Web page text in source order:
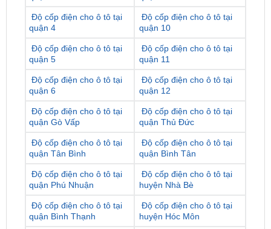
Độ cốp điện cho ô tô tại
quận 5
Độ cốp điện cho ô tô tại
quận 11
Độ cốp điện cho ô tô tại
quận 6
Độ cốp điện cho ô tô tại
quận 12
Độ cốp điện cho ô tô tại
quận Gò Vấp
Độ cốp điện cho ô tô tại
quận Thủ Đức
Độ cốp điện cho ô tô tại
quận Tân Bình
Độ cốp điện cho ô tô tại
quận Bình Tân
Độ cốp điện cho ô tô tại
quận Phú Nhuận
Độ cốp điện cho ô tô tại
huyện Nhà Bè
Độ cốp điện cho ô tô tại
quận Bình Thạnh
Độ cốp điện cho ô tô tại
huyện Hóc Môn
Độ cốp điện cho ô tô tại
quận Tân Phú
Độ cốp điện cho ô tô tại
huyện Bình Chánh